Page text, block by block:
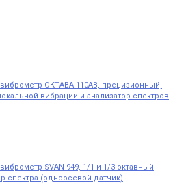
ОКТАВА 110АВ, прецизионный,
вибрации и анализатор спектров
SVAN-949, 1/1 и 1/3 октавный
спектра (одноосевой датчик)